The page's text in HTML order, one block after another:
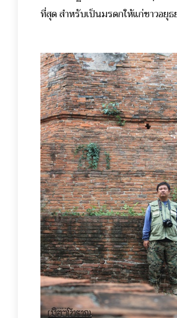
ที่สุด สำหรับเป็นมรดกให้แก่ชาวอยุ